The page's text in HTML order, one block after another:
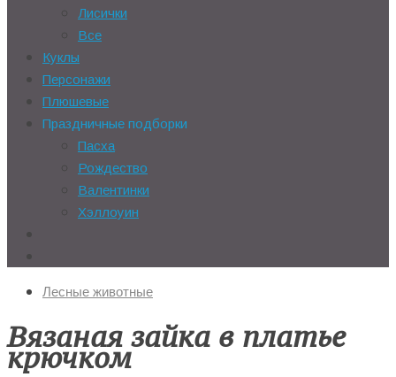
Лисички
Все
Куклы
Персонажи
Плюшевые
Праздничные подборки
Пасха
Рождество
Валентинки
Хэллоуин
Лесные животные
Вязаная зайка в платье
крючком